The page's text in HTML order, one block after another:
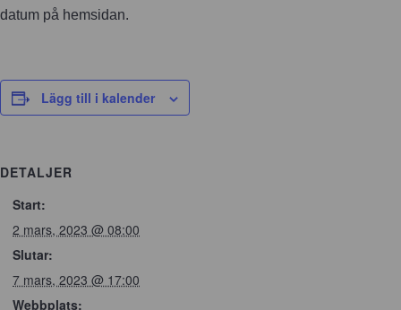
datum på hemsidan.
Lägg till i kalender
DETALJER
Start:
2 mars, 2023 @ 08:00
Slutar:
7 mars, 2023 @ 17:00
Webbplats: